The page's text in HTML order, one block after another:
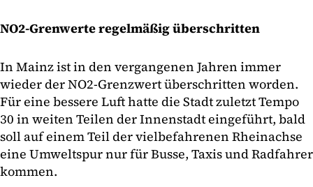
NO2-Grenwerte regelmäßig überschritten
In Mainz ist in den vergangenen Jahren immer
wieder der NO2-Grenzwert überschritten worden.
Für eine bessere Luft hatte die Stadt zuletzt Tempo
30 in weiten Teilen der Innenstadt eingeführt, bald
soll auf einem Teil der vielbefahrenen Rheinachse
eine Umweltspur nur für Busse, Taxis und Radfahrer
kommen.